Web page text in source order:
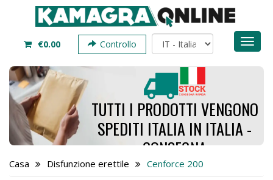
€0.00 Controllo
TUTTI I PRODOTTI VENGONO
SPEDITI ITALIA IN ITALIA -
CONSEGNA
RICHIEDE SOLO DA 4 A 7
Casa Disfunzione erettile Cenforce 200